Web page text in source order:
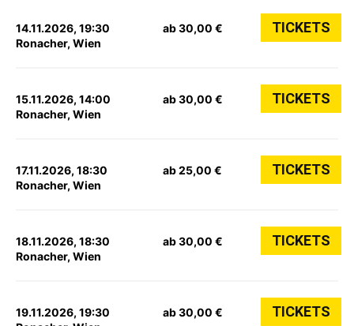
14.11.2026, 19:30
Ronacher, Wien
ab 30,00 € TICKETS
15.11.2026, 14:00
Ronacher, Wien
ab 30,00 € TICKETS
17.11.2026, 18:30
Ronacher, Wien
ab 25,00 € TICKETS
18.11.2026, 18:30
Ronacher, Wien
ab 30,00 € TICKETS
19.11.2026, 19:30
ab 30,00 € TICKETS